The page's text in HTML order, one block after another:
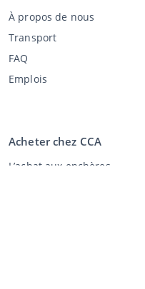
À propos de nous
Transport
FAQ
Emplois
Acheter chez CCA
L’achat aux enchères